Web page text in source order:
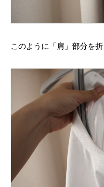
このように「肩」部分を